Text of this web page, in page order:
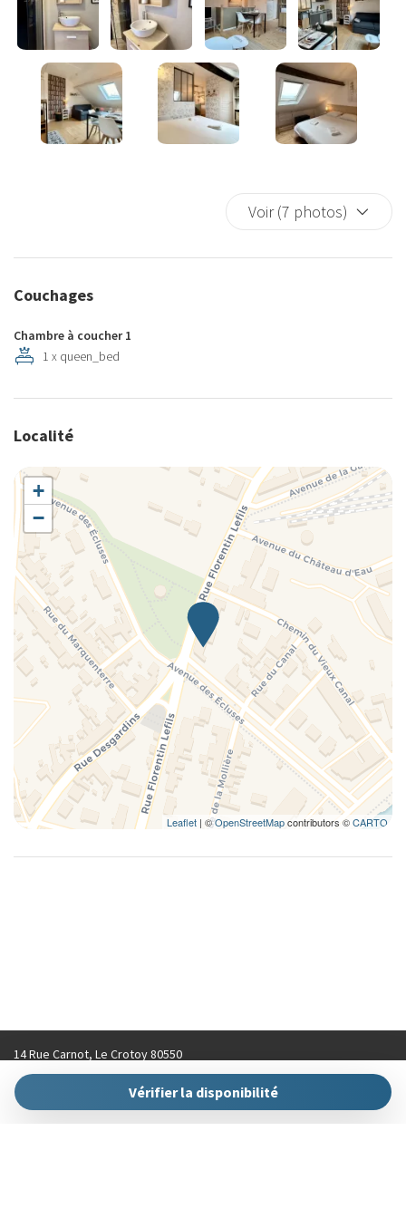
Voir (7 photos)
Couchages
Chambre à coucher 1
1 x queen_bed
Localité
+
−
Leaflet | ©OpenStreetMapcontributors ©CARTO
Vérifier la disponibilité
14 Rue Carnot, Le Crotoy 80550
contact@hellokeys.fr
+33 (0)3 22 31 92 70